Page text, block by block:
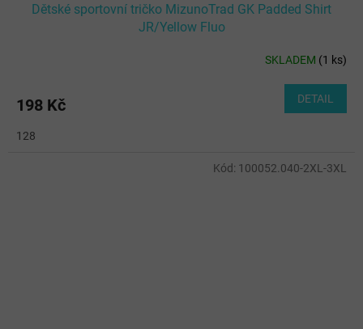
Dětské sportovní tričko MizunoTrad GK Padded Shirt
JR/Yellow Fluo
SKLADEM (1 ks)
198 Kč DETAIL
128
Kód: 100052.040-2XL-3XL